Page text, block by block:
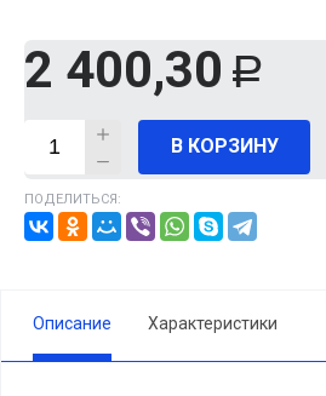
2 400,30 Р
В КОРЗИНУ
ПОДЕЛИТЬСЯ:
Описание Характеристики